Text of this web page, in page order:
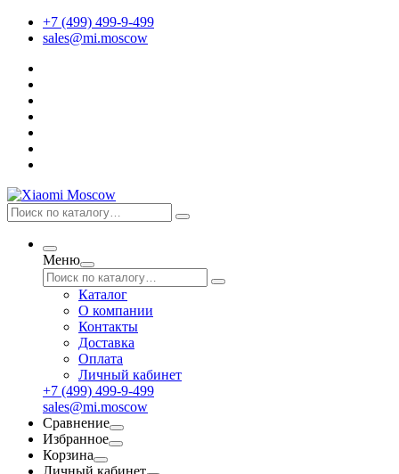
+7 (499) 499-9-499
sales@mi.moscow
Меню
Каталог
О компании
Контакты
Доставка
Оплата
Личный кабинет
+7 (499) 499-9-499
sales@mi.moscow
Сравнение
Избранное
Корзина
Личный кабинет